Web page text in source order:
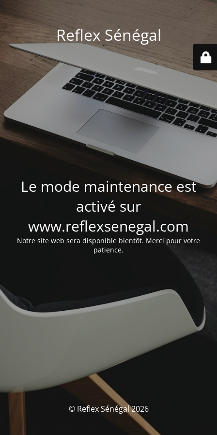
Reflex Sénégal
Le mode maintenance est
activé sur
www.reflexsenegal.com
Notre site web sera disponible bientôt. Merci pour votre
patience.
© Reflex Sénégal 2026